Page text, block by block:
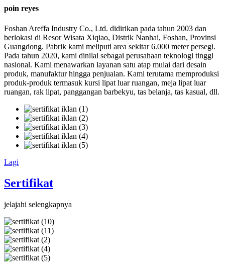
poin reyes
Foshan Areffa Industry Co., Ltd. didirikan pada tahun 2003 dan
berlokasi di Resor Wisata Xiqiao, Distrik Nanhai, Foshan, Provinsi
Guangdong. Pabrik kami meliputi area sekitar 6.000 meter persegi.
Pada tahun 2020, kami dinilai sebagai perusahaan teknologi tinggi
nasional. Kami menawarkan layanan satu atap mulai dari desain
produk, manufaktur hingga penjualan. Kami terutama memproduksi
produk-produk termasuk kursi lipat luar ruangan, meja lipat luar
ruangan, rak lipat, panggangan barbekyu, tas belanja, tas kasual, dll.
Lagi
Sertifikat
jelajahi selengkapnya